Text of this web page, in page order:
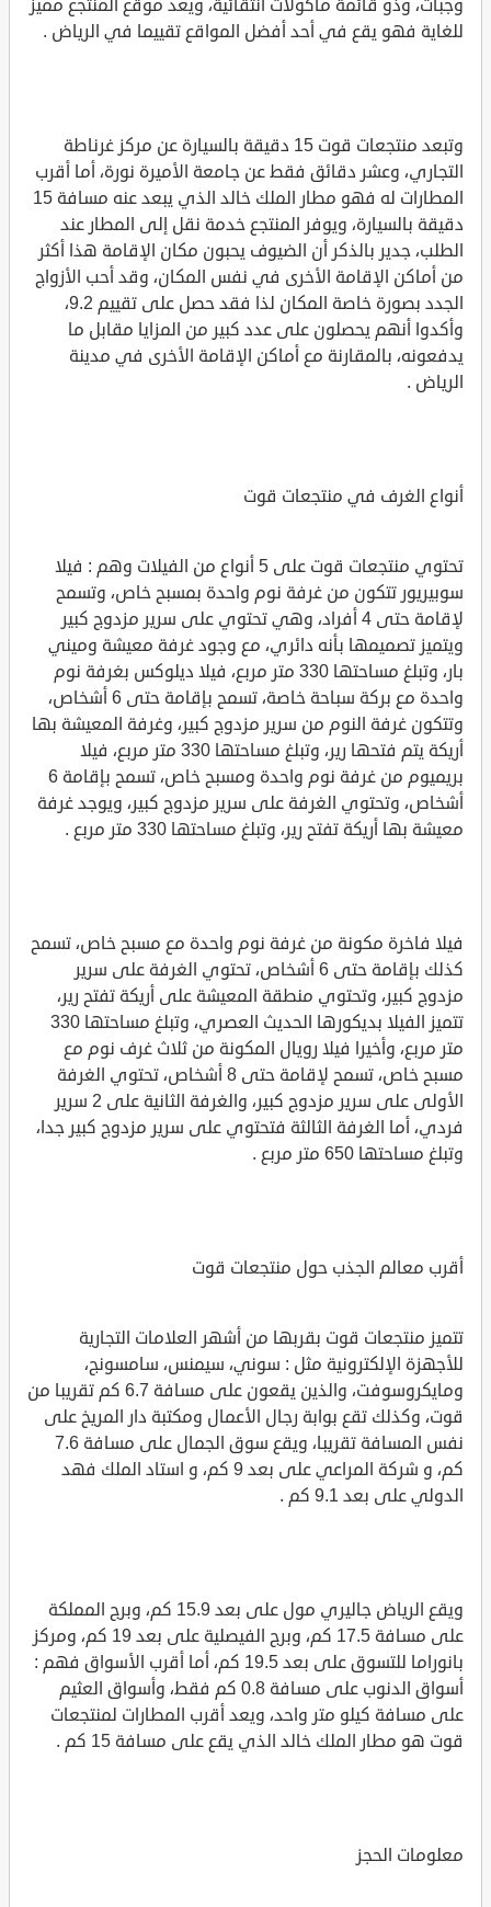
وجبات، وذو قائمة مأكولات انتقائية، ويعد موقع المنتجع مميز
للغاية فهو يقع في أحد أفضل المواقع تقييما في الرياض .
وتبعد منتجعات قوت 15 دقيقة بالسيارة عن مركز غرناطة
التجاري، وعشر دقائق فقط عن جامعة الأميرة نورة، أما أقرب
المطارات له فهو مطار الملك خالد الذي يبعد عنه مسافة 15
دقيقة بالسيارة، ويوفر المنتجع خدمة نقل إلى المطار عند
الطلب، جدير بالذكر أن الضيوف يحبون مكان الإقامة هذا أكثر
من أماكن الإقامة الأخرى في نفس المكان، وقد أحب الأزواج
الجدد بصورة خاصة المكان لذا فقد حصل على تقييم 9.2،
وأكدوا أنهم يحصلون على عدد كبير من المزايا مقابل ما
يدفعونه، بالمقارنة مع أماكن الإقامة الأخرى في مدينة
الرياض .
أنواع الغرف في منتجعات قوت
تحتوي منتجعات قوت على 5 أنواع من الفيلات وهم : فيلا
سوبيريور تتكون من غرفة نوم واحدة بمسبح خاص، وتسمح
لإقامة حتى 4 أفراد، وهي تحتوي على سرير مزدوج كبير
ويتميز تصميمها بأنه دائري، مع وجود غرفة معيشة وميني
بار، وتبلغ مساحتها 330 متر مربع، فيلا ديلوكس بغرفة نوم
واحدة مع بركة سباحة خاصة، تسمح بإقامة حتى 6 أشخاص،
وتتكون غرفة النوم من سرير مزدوج كبير، وغرفة المعيشة بها
أريكة يتم فتحها رير، وتبلغ مساحتها 330 متر مربع، فيلا
بريميوم من غرفة نوم واحدة ومسبح خاص، تسمح بإقامة 6
أشخاص، وتحتوي الغرفة على سرير مزدوج كبير، ويوجد غرفة
معيشة بها أريكة تفتح رير، وتبلغ مساحتها 330 متر مربع .
فيلا فاخرة مكونة من غرفة نوم واحدة مع مسبح خاص، تسمح
كذلك بإقامة حتى 6 أشخاص، تحتوي الغرفة على سرير
مزدوج كبير، وتحتوي منطقة المعيشة على أريكة تفتح رير،
تتميز الفيلا بديكورها الحديث العصري، وتبلغ مساحتها 330
متر مربع، وأخيرا فيلا رويال المكونة من ثلاث غرف نوم مع
مسبح خاص، تسمح لإقامة حتى 8 أشخاص، تحتوي الغرفة
الأولى على سرير مزدوج كبير، والغرفة الثانية على 2 سرير
فردي، أما الغرفة الثالثة فتحتوي على سرير مزدوج كبير جدا،
وتبلغ مساحتها 650 متر مربع .
أقرب معالم الجذب حول منتجعات قوت
تتميز منتجعات قوت بقربها من أشهر العلامات التجارية
للأجهزة الإلكترونية مثل : سوني، سيمنس، سامسونج،
ومايكروسوفت، والذين يقعون على مسافة 6.7 كم تقريبا من
قوت، وكذلك تقع بوابة رجال الأعمال ومكتبة دار المريخ على
نفس المسافة تقريبا، ويقع سوق الجمال على مسافة 7.6
كم، و شركة المراعي على بعد 9 كم، و استاد الملك فهد
الدولي على بعد 9.1 كم .
ويقع الرياض جاليري مول على بعد 15.9 كم، وبرج المملكة
على مسافة 17.5 كم، وبرج الفيصلية على بعد 19 كم، ومركز
بانوراما للتسوق على بعد 19.5 كم، أما أقرب الأسواق فهم :
أسواق الدنوب على مسافة 0.8 كم فقط، وأسواق العثيم
على مسافة كيلو متر واحد، ويعد أقرب المطارات لمنتجعات
قوت هو مطار الملك خالد الذي يقع على مسافة 15 كم .
معلومات الحجز